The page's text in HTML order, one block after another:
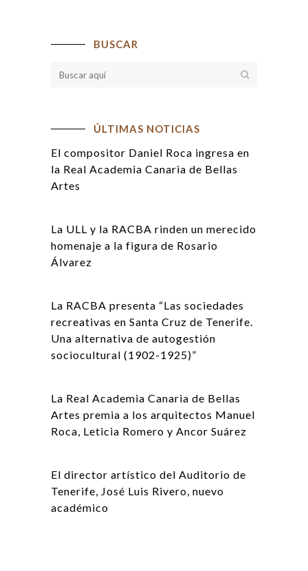
BUSCAR
ÚLTIMAS NOTICIAS
El compositor Daniel Roca ingresa en
la Real Academia Canaria de Bellas
Artes
La ULL y la RACBA rinden un merecido
homenaje a la figura de Rosario
Álvarez
La RACBA presenta “Las sociedades
recreativas en Santa Cruz de Tenerife.
Una alternativa de autogestión
sociocultural (1902-1925)”
La Real Academia Canaria de Bellas
Artes premia a los arquitectos Manuel
Roca, Leticia Romero y Ancor Suárez
El director artístico del Auditorio de
Tenerife, José Luis Rivero, nuevo
académico